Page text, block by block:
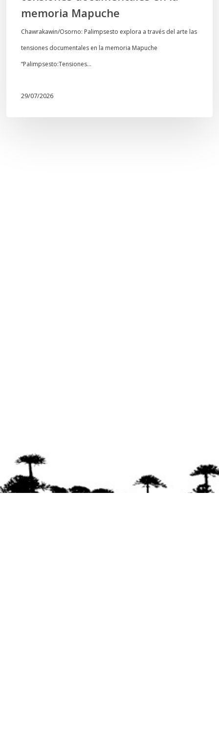
memoria Mapuche
Chawrakawin/Osorno: Palimpsesto explora a través del arte las
tensiones documentales en la memoria Mapuche
“Palimpsesto:Tensiones…
29/07/2026